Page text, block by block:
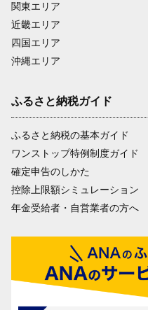
関東エリア
近畿エリア
四国エリア
沖縄エリア
ふるさと納税ガイド
ふるさと納税の基本ガイド
ワンストップ特例制度ガイド
確定申告のしかた
控除上限額シミュレーション
年金受給者・自営業者の方へ